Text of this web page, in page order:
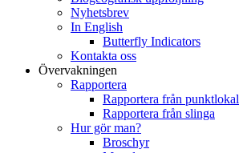
Nyhetsbrev
In English
Butterfly Indicators
Kontakta oss
Övervakningen
Rapportera
Rapportera från punktlokal
Rapportera från slinga
Hur gör man?
Broschyr